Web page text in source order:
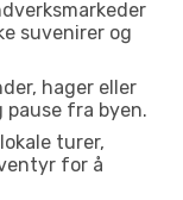
suvenirer og
hager eller
pause fra byen.
turer,
for å